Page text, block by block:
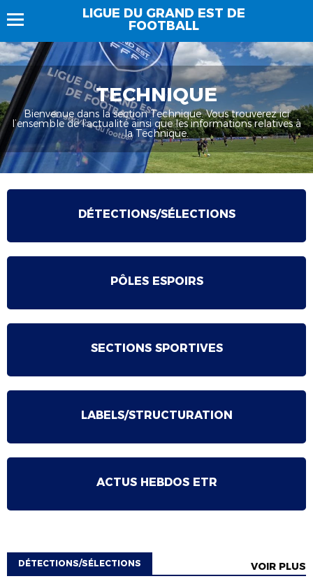
LIGUE DU GRAND EST DE
FOOTBALL
TECHNIQUE
Bienvenue dans la section Technique. Vous trouverez ici
l’ensemble de l’actualité ainsi que les informations relatives à
la Technique.
DÉTECTIONS/SÉLECTIONS
PÔLES ESPOIRS
SECTIONS SPORTIVES
LABELS/STRUCTURATION
ACTUS HEBDOS ETR
DÉTECTIONS/SÉLECTIONS VOIR PLUS